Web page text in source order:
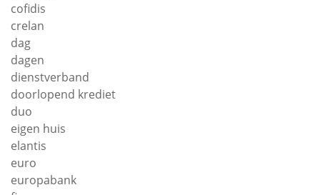
cofidis
crelan
dag
dagen
dienstverband
doorlopend krediet
duo
eigen huis
elantis
euro
europabank